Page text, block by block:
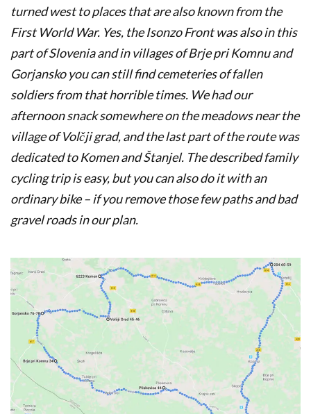
turned west to places that are also known from the
First World War. Yes, the Isonzo Front was also in this
part of Slovenia and in villages of Brje pri Komnu and
Gorjansko you can still find cemeteries of fallen
soldiers from that horrible times. We had our
afternoon snack somewhere on the meadows near the
village of Volčji grad, and the last part of the route was
dedicated to Komen and Štanjel. The described family
cycling trip is easy, but you can also do it with an
ordinary bike – if you remove those few paths and bad
gravel roads in our plan.